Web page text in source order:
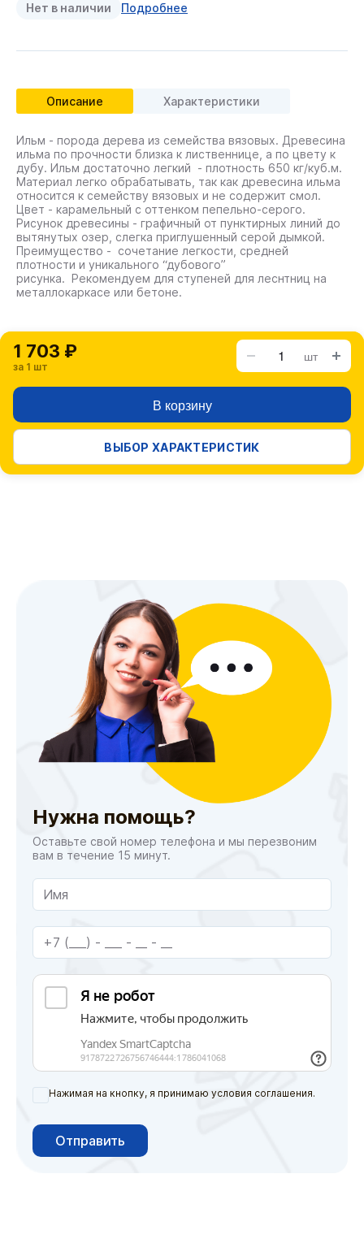
Нет в наличии Подробнее
Описание Характеристики
Ильм - порода дерева из семейства вязовых. Древесина
ильма по прочности близка к лиственнице, а по цвету к
дубу. Ильм достаточно легкий - плотность 650 кг/куб.м.
Материал легко обрабатывать, так как древесина ильма
относится к семейству вязовых и не содержит смол.
Цвет - карамельный с оттенком пепельно-серого.
Рисунок древесины - графичный от пунктирных линий до
вытянутых озер, слегка приглушенный серой дымкой.
Преимущество - сочетание легкости, средней
плотности и уникального “дубового”
рисунка. Рекомендуем для ступеней для леснтниц на
металлокаркасе или бетоне.
1 703 ₽
за 1 шт
шт
В корзину
ВЫБОР ХАРАКТЕРИСТИК
Нужна помощь?
Оставьте свой номер телефона и мы перезвоним
вам в течение 15 минут.
Нажимая на кнопку, я принимаю условия соглашения.
Отправить